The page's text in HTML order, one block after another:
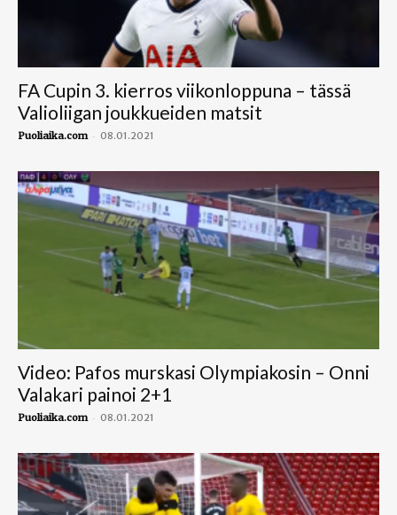
FA Cupin 3. kierros viikonloppuna – tässä
Valioliigan joukkueiden matsit
Puoliaika.com - 08.01.2021
Video: Pafos murskasi Olympiakosin – Onni
Valakari painoi 2+1
Puoliaika.com - 08.01.2021